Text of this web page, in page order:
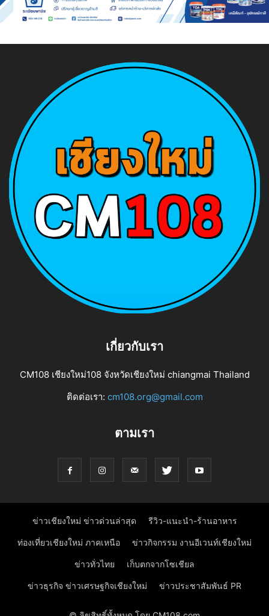
เกี่ยวกับเรา
CM108 เชียงใหม่108 จังหวัดเชียงใหม่ chiangmai Thailand
ติดต่อเรา: cm108.org@gmail.com
ตามเรา
ข่าวเชียงใหม่ ข่าวด่วนล่าสุด รีวิว-แนะนำ-ร้านอาหาร
ท่องเที่ยวเชียงใหม่ ภาคเหนือ ข่าวกิจกรรม งานอีเวนท์เชียงใหม่
ข่าวทั่วไทย เก็บตกจากโซเชียล
ข่าวธุรกิจ ข่าวเศรษฐกิจเชียงใหม่ ข่าวประชาสัมพันธ์ PR